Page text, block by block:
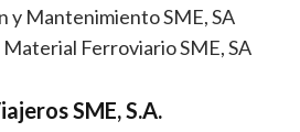
y Mantenimiento SME, SA
Ferroviario SME, SA
SME, S.A.